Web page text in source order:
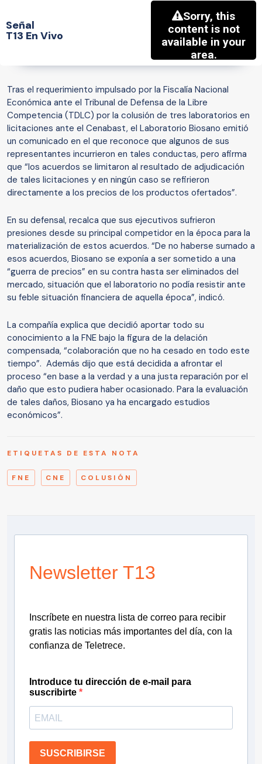
Señal
T13 En Vivo
Tras el requerimiento impulsado por la Fiscalía Nacional
Económica ante el Tribunal de Defensa de la Libre
Competencia (TDLC) por la colusión de tres laboratorios en
licitaciones ante el Cenabast, el Laboratorio Biosano emitió
un comunicado en el que reconoce que algunos de sus
representantes incurrieron en tales conductas, pero afirma
que “los acuerdos se limitaron al resultado de adjudicación
de tales licitaciones y en ningún caso se refirieron
directamente a los precios de los productos ofertados”.
En su defensal, recalca que sus ejecutivos sufrieron
presiones desde su principal competidor en la época para la
materialización de estos acuerdos. “De no haberse sumado a
esos acuerdos, Biosano se exponía a ser sometido a una
“guerra de precios” en su contra hasta ser eliminados del
mercado, situación que el laboratorio no podía resistir ante
su feble situación financiera de aquella época”, indicó.
La compañía explica que decidió aportar todo su
conocimiento a la FNE bajo la figura de la delación
compensada, “colaboración que no ha cesado en todo este
tiempo”. Además dijo que está decidida a afrontar el
proceso “en base a la verdad y a una justa reparación por el
daño que esto pudiera haber ocasionado. Para la evaluación
de tales daños, Biosano ya ha encargado estudios
económicos”.
ETIQUETAS DE ESTA NOTA
FNE CNE COLUSIÓN
Newsletter T13
Inscríbete en nuestra lista de correo para recibir
gratis las noticias más importantes del día, con la
confianza de Teletrece.
Introduce tu dirección de e-mail para
suscribirte
SUSCRIBIRSE